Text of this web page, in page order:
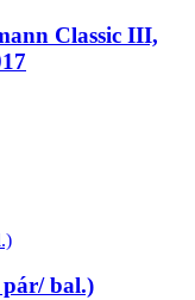
Classic III,
bal.)